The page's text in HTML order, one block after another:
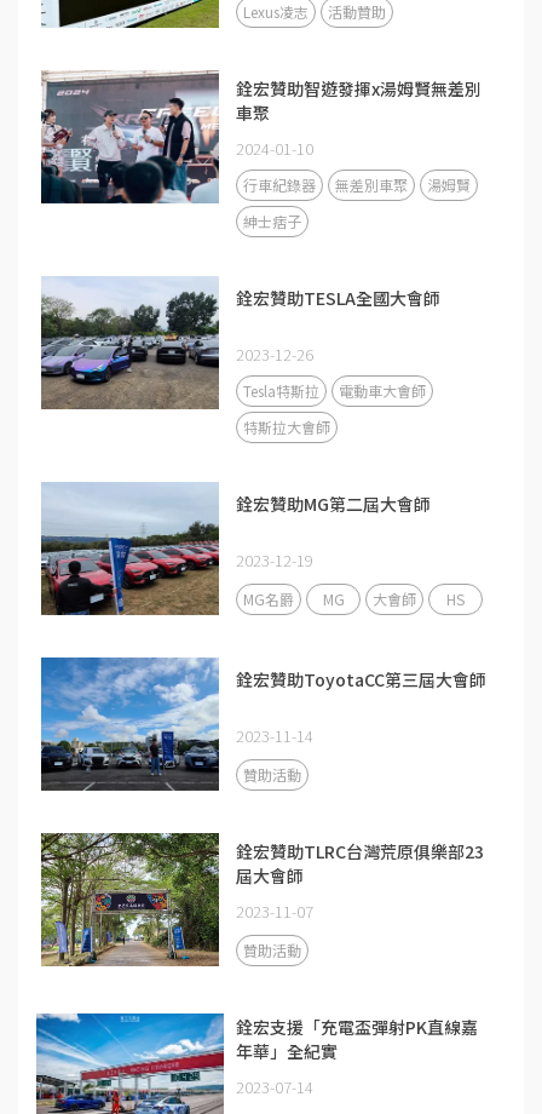
Lexus凌志 活動贊助
銓宏贊助智遊發揮x湯姆賢無差別
車聚
2024-01-10
行車紀錄器 無差別車聚
湯姆賢
紳士痞子
銓宏贊助TESLA全國大會師
2023-12-26
Tesla特斯拉
電動車大會師
特斯拉大會師
銓宏贊助MG第二屆大會師
2023-12-19
MG名爵 MG 大會師 HS
銓宏贊助ToyotaCC第三屆大會師
2023-11-14
贊助活動
銓宏贊助TLRC台灣荒原俱樂部23
屆大會師
2023-11-07
贊助活動
銓宏支援「充電盃彈射PK直線嘉
年華」全紀實
2023-07-14